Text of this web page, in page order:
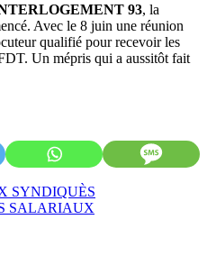
93, la
Avec le 8 juin une réunion
qualifié pour recevoir les
Un mépris qui a aussitôt fait
SYNDIQUÈS
SALARIAUX